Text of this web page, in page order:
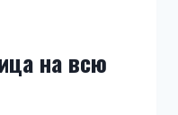
на всю